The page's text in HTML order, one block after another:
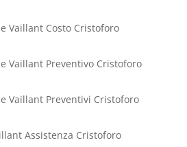
Vaillant Costo Cristoforo
Vaillant Preventivo Cristoforo
Vaillant Preventivi Cristoforo
Assistenza Cristoforo